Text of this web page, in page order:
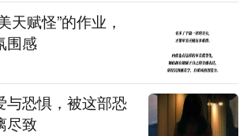
天赋怪”的作业，
围感
与恐惧，被这部恐
尽致